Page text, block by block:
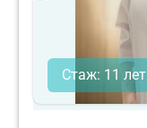
Стаж: 11 лет